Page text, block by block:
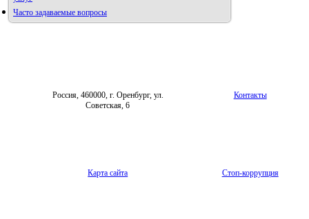
Фотогалерея
Часто задаваемые вопросы
Россия, 460000, г. Оренбург, ул.
Советская, 6
Контакты
Карта сайта Стоп-коррупция